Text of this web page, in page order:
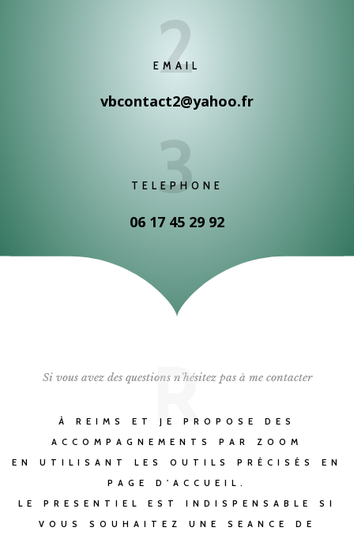
2
EMAIL
vbcontact2@yahoo.fr
3
TELEPHONE
06 17 45 29 92
Si vous avez des questions n'hésitez pas à me contacter
R
À REIMS ET JE PROPOSE DES
ACCOMPAGNEMENTS PAR ZOOM
EN UTILISANT LES OUTILS PRÉCISÉS EN
PAGE D'ACCUEIL.
LE PRESENTIEL EST INDISPENSABLE SI
VOUS SOUHAITEZ UNE SEANCE DE